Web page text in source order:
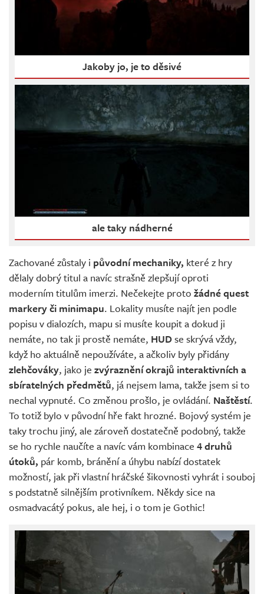
Jakoby jo, je to děsivé
ale taky nádherné
Zachované zůstaly i původní mechaniky, které z hry
dělaly dobrý titul a navíc strašně zlepšují oproti
moderním titulům imerzi. Nečekejte proto žádné quest
markery či minimapu. Lokality musíte najít jen podle
popisu v dialozích, mapu si musíte koupit a dokud ji
nemáte, no tak ji prostě nemáte, HUDse skrývá vždy,
když ho aktuálně nepoužíváte, a ačkoliv byly přidány
zlehčováky, jako je zvýraznění okrajů interaktivních a
sbíratelných předmětů, já nejsem lama, takže jsem si to
nechal vypnuté. Co změnou prošlo, je ovládání. Naštěstí.
To totiž bylo v původní hře fakt hrozné. Bojový systém je
taky trochu jiný, ale zároveň dostatečně podobný, takže
se ho rychle naučíte a navíc vám kombinace 4 druhů
útoků, pár komb, bránění a úhybu nabízí dostatek
možností, jak při vlastní hráčské šikovnosti vyhrát i souboj
s podstatně silnějším protivníkem. Někdy sice na
osmadvacátý pokus, ale hej, i o tom je Gothic!